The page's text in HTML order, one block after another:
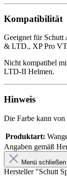
Kompatibilität
Geeignet für
& LTD., XP Pro
Nicht kompatibel
LTD-II Helmen.
Hinweis
Die Farbe kann
Produktart:
Angaben gemäß
Menü schließen
Hersteller "Schutt